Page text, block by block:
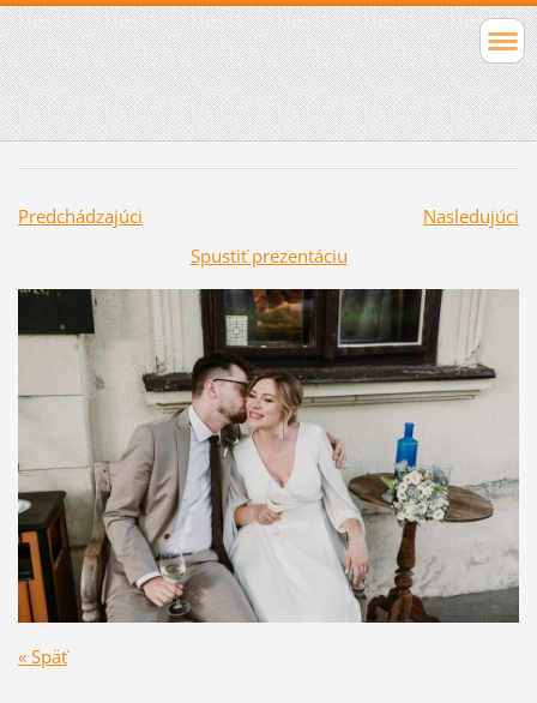
Predchádzajúci
Nasledujúci
Spustiť prezentáciu
« Späť